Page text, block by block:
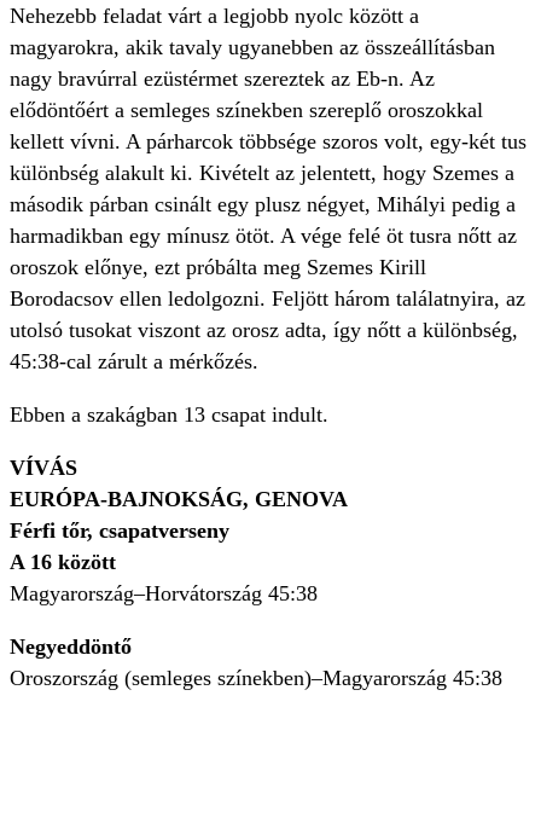
Nehezebb feladat várt a legjobb nyolc között a
magyarokra, akik tavaly ugyanebben az összeállításban
nagy bravúrral ezüstérmet szereztek az Eb-n. Az
elődöntőért a semleges színekben szereplő oroszokkal
kellett vívni. A párharcok többsége szoros volt, egy-két tus
különbség alakult ki. Kivételt az jelentett, hogy Szemes a
második párban csinált egy plusz négyet, Mihályi pedig a
harmadikban egy mínusz ötöt. A vége felé öt tusra nőtt az
oroszok előnye, ezt próbálta meg Szemes Kirill
Borodacsov ellen ledolgozni. Feljött három találatnyira, az
utolsó tusokat viszont az orosz adta, így nőtt a különbség,
45:38-cal zárult a mérkőzés.
Ebben a szakágban 13 csapat indult.
VÍVÁS
EURÓPA-BAJNOKSÁG, GENOVA
Férfi tőr, csapatverseny
A 16 között
Magyarország–Horvátország 45:38
Negyeddöntő
Oroszország (semleges színekben)–Magyarország 45:38